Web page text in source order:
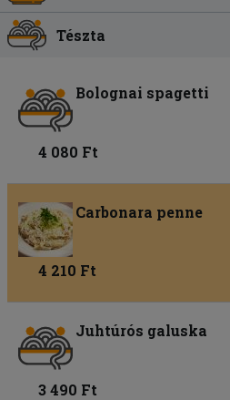
Tészta
Bolognai spagetti
4 080 Ft
Carbonara penne
4 210 Ft
Juhtúrós galuska
3 490 Ft